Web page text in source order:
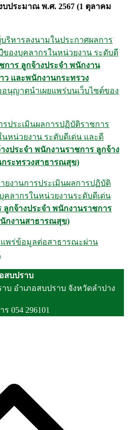
ประมาณ พ.ศ. 2567 (1 ตุลาคม
ริหารลงนามในประกาศผลการ
ของบุคลากรในหน่วยงาน ระดับดี
การ ลูกจ้างประจำ พนักงาน
ว และพนักงานกระทรวง
นุญาตนำเผยแพร่บนเว็บไซต์ของ
รประเมินผลการปฏิบัติราชการ
หน่วยงาน ระดับดีเด่น และดี
งประจำ พนักงานราชการ ลูกจ้าง
ระทรวงสาธารณสุข)
ยงานการประเมินผลการปฏิบัติ
คลากรในหน่วยงานระดับดีเด่น
ลูกจ้างประจำ พนักงานราชการ
กงานสาธารณสุข)
แพร่ข้อมูลต่อสาธารณะผ่าน
สบปราบ
บ อำเภอสบปราบ จังหวัดลำปาง
054 296101